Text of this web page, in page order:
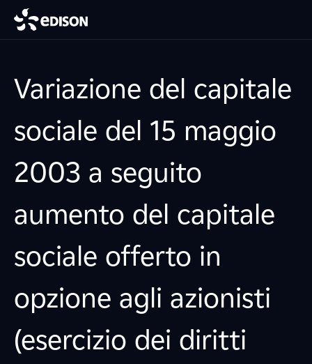
Variazione del capitale
sociale del 15 maggio
2003 a seguito
aumento del capitale
sociale offerto in
opzione agli azionisti
(esercizio dei diritti